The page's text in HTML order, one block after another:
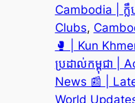
Cambodia | ក្លឹប
Clubs,
🥊 | Kun
ប្រដាល់កម្ពុជា |
News 📰 |
World Updates